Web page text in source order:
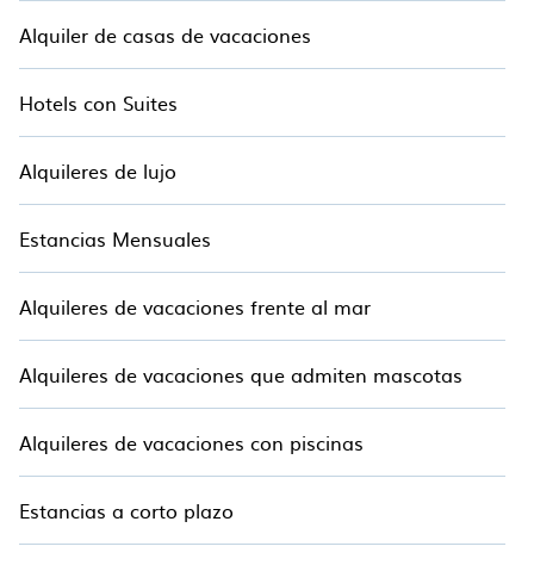
Alquiler de casas de vacaciones
Hotels con Suites
Alquileres de lujo
Estancias Mensuales
Alquileres de vacaciones frente al mar
Alquileres de vacaciones que admiten mascotas
Alquileres de vacaciones con piscinas
Estancias a corto plazo